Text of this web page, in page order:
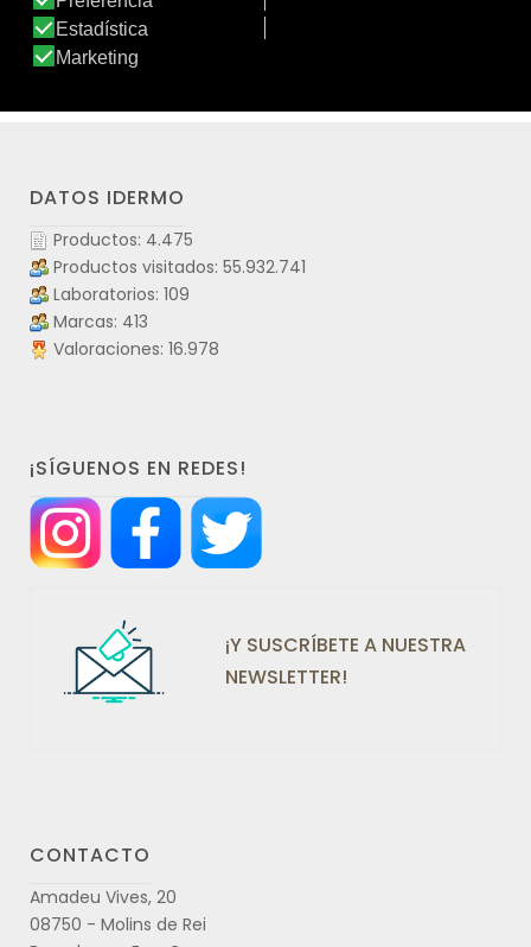
Cajeput y Enebro de acción antioxidante.
Ver producto
DATOS IDERMO
Productos: 4.475
Productos visitados: 55.932.741
Laboratorios: 109
Marcas: 413
Valoraciones: 16.978
¡SÍGUENOS EN REDES!
¡Y SUSCRÍBETE A NUESTRA
NEWSLETTER!
CONTACTO
Amadeu Vives, 20
08750 - Molins de Rei